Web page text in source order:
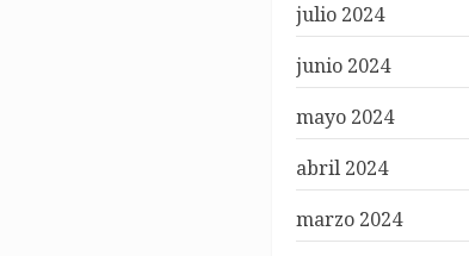
julio 2024
junio 2024
mayo 2024
abril 2024
marzo 2024